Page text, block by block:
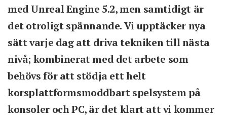
med Unreal Engine 5.2, men samtidigt är
det otroligt spännande. Vi upptäcker nya
sätt varje dag att driva tekniken till nästa
nivå; kombinerat med det arbete som
behövs för att stödja ett helt
korsplattformsmoddbart spelsystem på
konsoler och PC, är det klart att vi kommer